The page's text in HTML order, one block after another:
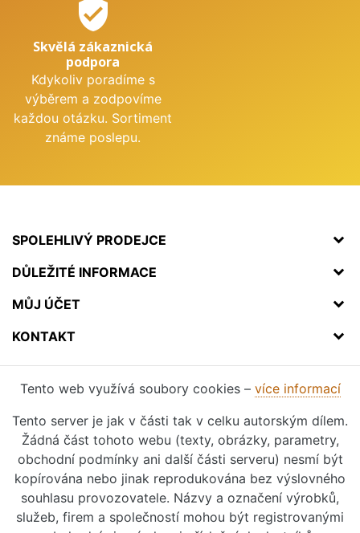
verified_user
Skvělá zákaznická
podpora
Kdykoliv poradíme s
výběrem a zodpovíme
každou otázku. Sortiment
známe poslepu.
SPOLEHLIVÝ PRODEJCE
DŮLEŽITÉ INFORMACE
MŮJ ÚČET
KONTAKT
Tento web využívá soubory cookies – více informací
Tento server je jak v části tak v celku autorským dílem.
Žádná část tohoto webu (texty, obrázky, parametry,
obchodní podmínky ani další části serveru) nesmí být
kopírována nebo jinak reprodukována bez výslovného
souhlasu provozovatele. Názvy a označení výrobků,
služeb, firem a společností mohou být registrovanými